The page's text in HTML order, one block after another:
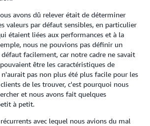
avons dû relever était de déterminer
valeurs par défaut sensibles, en particulier
étaient liées aux performances et à la
nous ne pouvions pas définir un
facilement, car notre cadre ne savait
être les caractéristiques de
n'aurait pas non plus été plus facile pour les
de les trouver, c'est pourquoi nous
et nous avons fait quelques
à petit.
avec lequel nous avions du mal